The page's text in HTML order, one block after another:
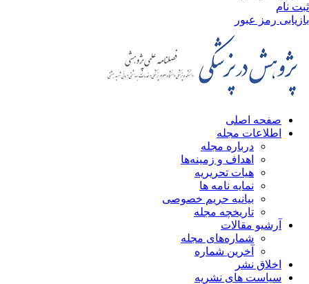
نام
رمز عبور
صفحه اصلی
اطلاعات مجله
درباره مجله
اهداف و زمینه‌ها
هیات تحریریه
نمایه نامه ها
بیانیه حریم خصوصی
تاریخچه مجله
آرشیو مقالات
شماره‌های مجله
آخرین شماره
اخلاق نشر
سیاست های نشریه